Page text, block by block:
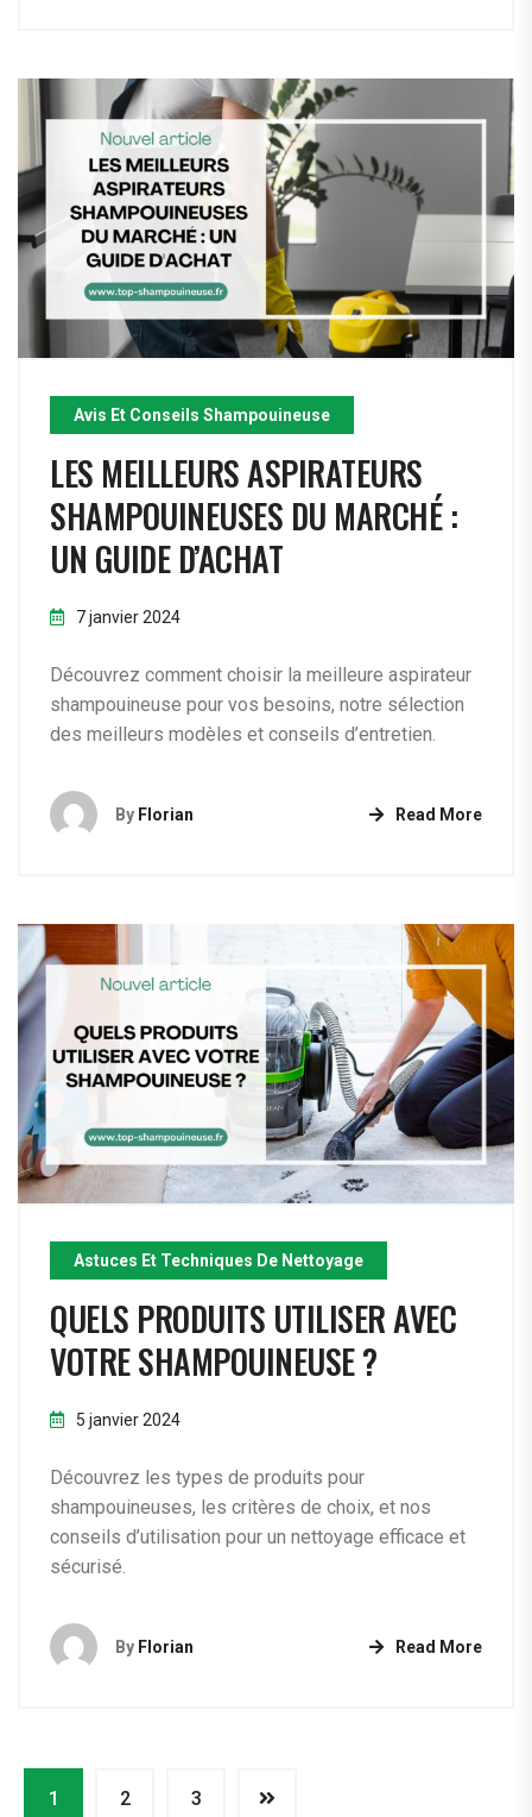
Avis Et Conseils Shampouineuse
LES MEILLEURS ASPIRATEURS
SHAMPOUINEUSES DU MARCHÉ :
UN GUIDE D’ACHAT
7 janvier 2024
Découvrez comment choisir la meilleure aspirateur
shampouineuse pour vos besoins, notre sélection
des meilleurs modèles et conseils d’entretien.
By Florian Read More
Astuces Et Techniques De Nettoyage
QUELS PRODUITS UTILISER AVEC
VOTRE SHAMPOUINEUSE ?
5 janvier 2024
Découvrez les types de produits pour
shampouineuses, les critères de choix, et nos
conseils d’utilisation pour un nettoyage efficace et
sécurisé.
By Florian Read More
1 2 3